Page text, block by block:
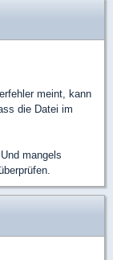
meint, kann
die Datei im
mangels